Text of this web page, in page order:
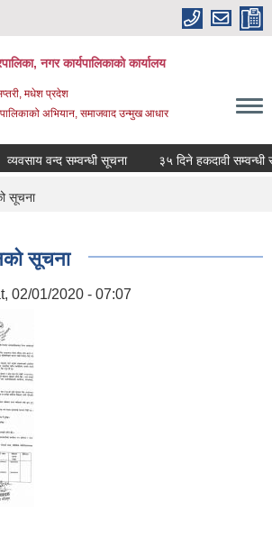
नगर कार्यपालिकाकाे कार्यालय
मधेश प्रदेश
अभियान, समाजवाद उन्मुख आधार
वन्द सम्वन्धी सूचना ३५ दिने हकदावी सम्वन्धी
सूचना
सूचना
02/01/2020 - 07:07